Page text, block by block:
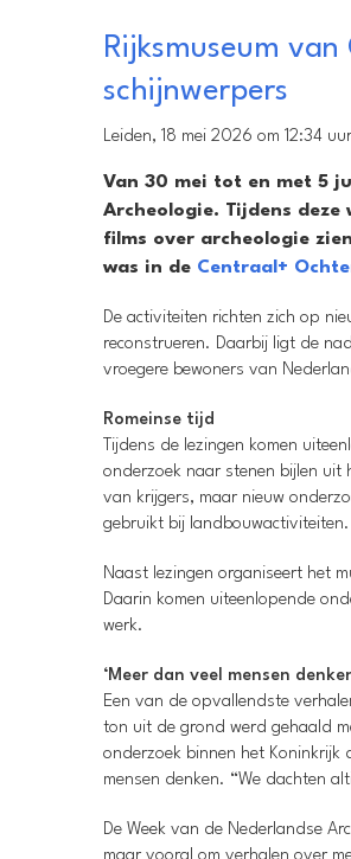
Rijksmuseum
schijnwerpers
Leiden, 18 mei 2026 om 12:34
Van 30 mei tot en met 5
Archeologie. Tijdens
films over archeologie
was in de Centraal+
De activiteiten richten zich op
reconstrueren. Daarbij ligt de
vroegere bewoners van
Romeinse tijd
Tijdens de lezingen komen
onderzoek naar stenen bijlen uit
van krijgers, maar nieuw
gebruikt bij
Naast lezingen organiseert het
Daarin komen uiteenlopende
werk.
‘Meer dan veel mensen
Een van de opvallendste
ton uit de grond werd gehaald
onderzoek binnen het Koninkrijk
mensen denken. “We dachten
De Week van de Nederlandse